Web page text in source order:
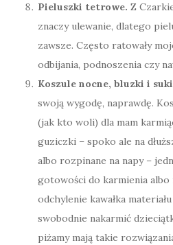
Pieluszki tetrowe. Z
znaczy ulewanie, dlatego
zawsze. Często ratowały
odbijania, podnoszenia czy
Koszule nocne, bluzki i
swoją wygodę, naprawdę.
(jak kto woli) dla mam
guziczki – spoko ale na
albo rozpinane na napy –
gotowości do karmienia albo
odchylenie kawałka
swobodnie nakarmić
piżamy mają takie